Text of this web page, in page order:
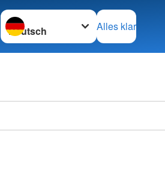
Sprache wechseln zu
Alles klar